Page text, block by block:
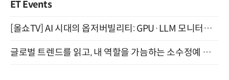
ET Events
[올쇼TV] AI 시대의 옵저버빌리티: GPU·LLM 모니터링부터 AI 기반 장애 대응까지 (8/11 생방송)
글로벌 트렌드를 읽고, 내 역할을 가늠하는 소수정예 실습 워크숍 (8/28)